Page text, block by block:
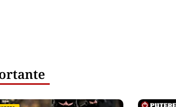
alocare bugetară pe locuitor